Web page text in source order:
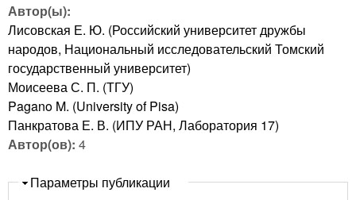
Автор(ы):
Лисовская Е. Ю. (Российский университет дружбы
народов, Национальный исследовательский Томский
государственный университет)
Моисеева С. П. (ТГУ)
Pagano M. (University of Pisa)
Панкратова Е. В. (ИПУ РАН, Лаборатория 17)
Автор(ов): 4
Скрыть
Параметры публикации